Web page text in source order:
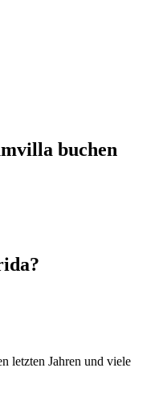
buchen
letzten Jahren und viele